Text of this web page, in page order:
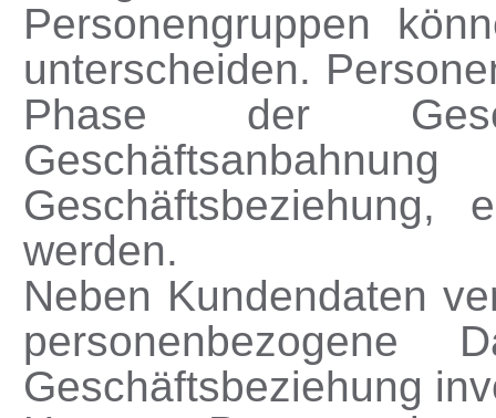
Personengruppen
unterscheiden.
Phase der
Geschäftsbeziehung,
werden.
Neben Kundendaten
Geschäftsbeziehung